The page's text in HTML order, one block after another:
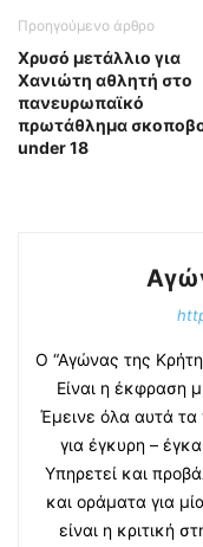
Προηγούμενο άρθρο
Χρυσό μετάλλιο για
Χανιώτη αθλητή στο
πανευρωπαϊκό
πρωτάθλημα
under 18
Ο “Αγώνας της
Είναι η έκφραση
Έμεινε όλα αυτά τα
για έγκυρη –
Υπηρετεί και
και οράματα για
είναι η κριτική